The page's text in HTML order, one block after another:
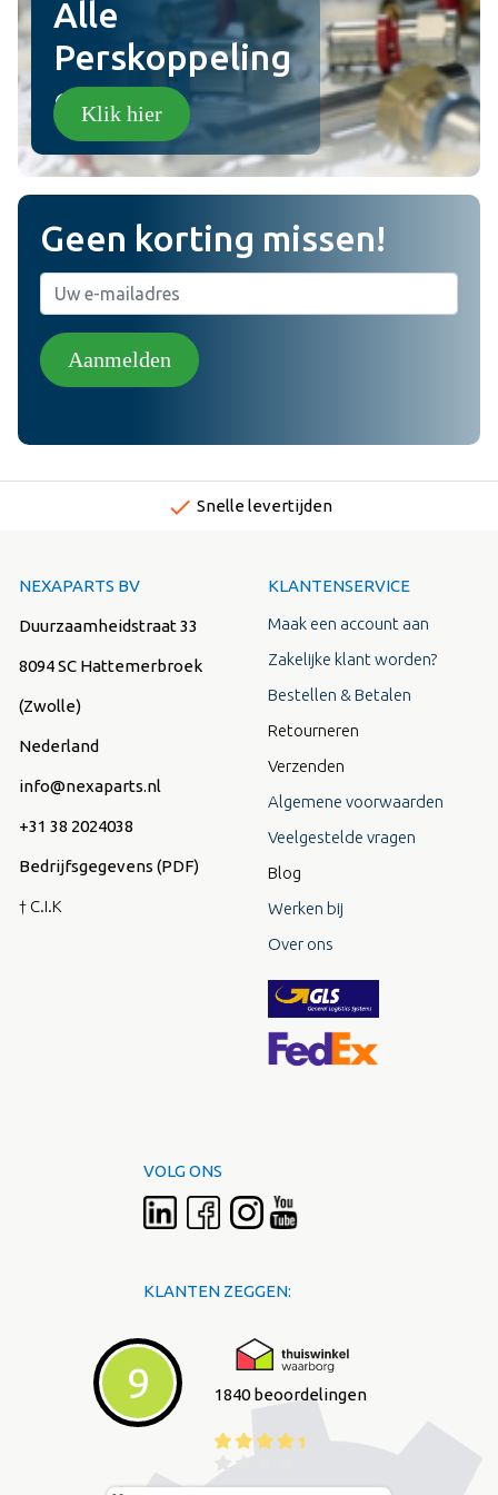
Alle
Perskoppeling
en!Klik hier
Geen korting missen!
Aanmelden
done Snelle levertijden
NEXAPARTS BV
Duurzaamheidstraat 33
8094 SC Hattemerbroek
(Zwolle)
Nederland
info@nexaparts.nl
+31 38 2024038
Bedrijfsgegevens (PDF)
† C.I.K
KLANTENSERVICE
Maak een account aan
Zakelijke klant worden?
Bestellen & Betalen
Retourneren
Verzenden
Algemene voorwaarden
Veelgestelde vragen
Blog
Werken bij
Over ons
VOLG ONS
KLANTEN ZEGGEN:
9 1840 beoordelingen